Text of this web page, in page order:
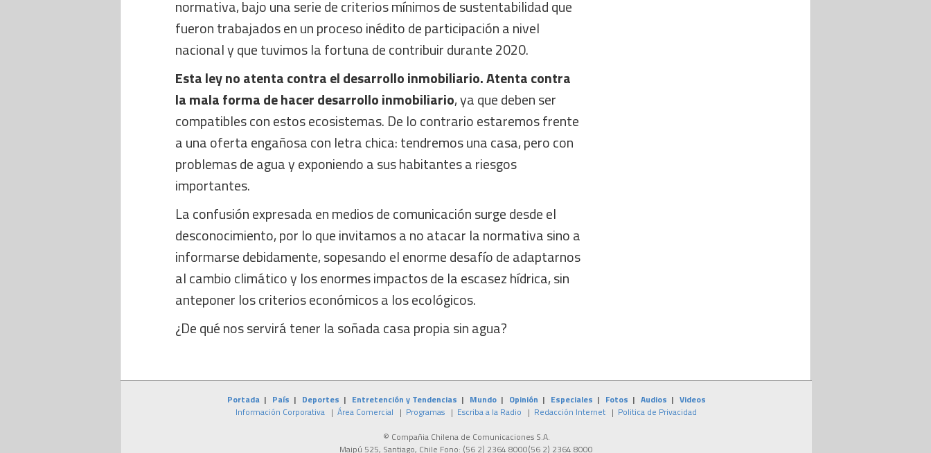
normativa, bajo una serie de criterios mínimos de sustentabilidad que
fueron trabajados en un proceso inédito de participación a nivel
nacional y que tuvimos la fortuna de contribuir durante 2020.
Esta ley no atenta contra el desarrollo inmobiliario. Atenta contra
la mala forma de hacer desarrollo inmobiliario, ya que deben ser
compatibles con estos ecosistemas. De lo contrario estaremos frente
a una oferta engañosa con letra chica: tendremos una casa, pero con
problemas de agua y exponiendo a sus habitantes a riesgos
importantes.
La confusión expresada en medios de comunicación surge desde el
desconocimiento, por lo que invitamos a no atacar la normativa sino a
informarse debidamente, sopesando el enorme desafío de adaptarnos
al cambio climático y los enormes impactos de la escasez hídrica, sin
anteponer los criterios económicos a los ecológicos.
¿De qué nos servirá tener la soñada casa propia sin agua?
Portada| País | Deportes | Entretención y Tendencias | Mundo| Opinión | Especiales | Fotos | Audios | Videos
Información Corporativa | Área Comercial | Programas | Escriba a la Radio | Redacción Internet | Politica de Privacidad
© Compañia Chilena de Comunicaciones S.A.
Maipú 525, Santiago, Chile Fono: (56 2) 2364 8000(56 2) 2364 8000